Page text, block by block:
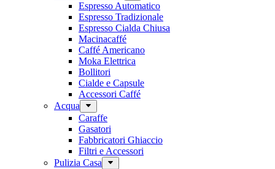
Espresso Automatico
Espresso Tradizionale
Espresso Cialda Chiusa
Macinacaffé
Caffé Americano
Moka Elettrica
Bollitori
Cialde e Capsule
Accessori Caffé
Acqua
Caraffe
Gasatori
Fabbricatori Ghiaccio
Filtri e Accessori
Pulizia Casa